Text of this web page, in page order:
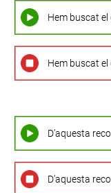
Hem buscat
Hem buscat
D’aquesta
D’aquesta